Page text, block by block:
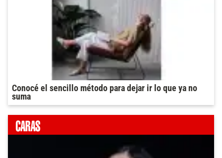
Conocé el sencillo método para dejar ir lo que ya no
suma